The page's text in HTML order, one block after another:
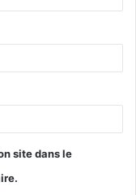
site dans le